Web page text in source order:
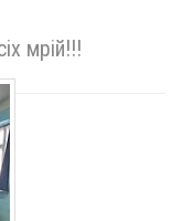
мрій!!!